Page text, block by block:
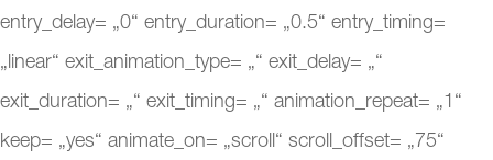
entry_delay= „0“ entry_duration= „0.5“ entry_timing=
„linear“ exit_animation_type= „“ exit_delay= „“
exit_duration= „“ exit_timing= „“ animation_repeat= „1“
keep= „yes“ animate_on= „scroll“ scroll_offset= „75“